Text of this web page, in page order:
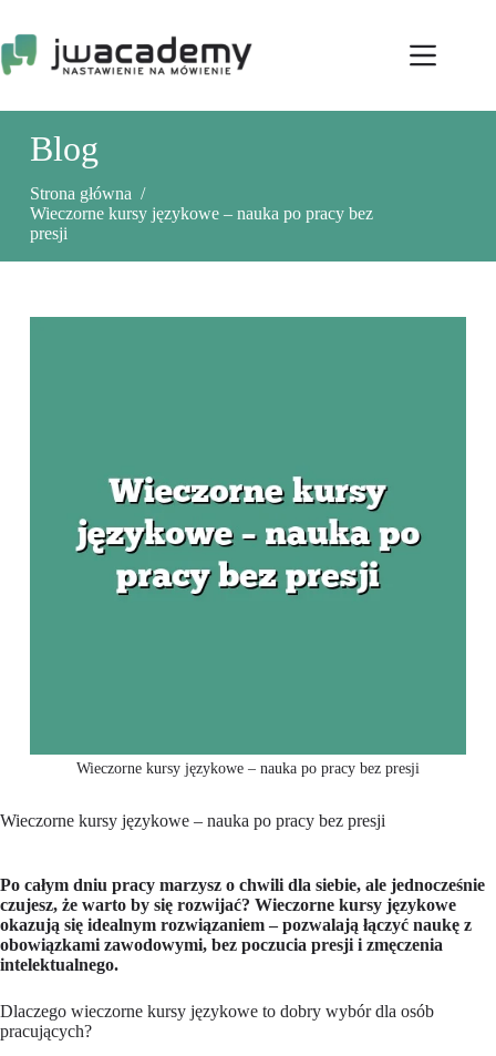
treści
Blog
Strona główna /
Wieczorne kursy językowe – nauka po pracy bez
presji
Wieczorne kursy językowe – nauka po pracy bez presji
Wieczorne kursy językowe – nauka po pracy bez presji
Po całym dniu pracy marzysz o chwili dla siebie, ale jednocześnie
czujesz, że warto by się rozwijać? Wieczorne kursy językowe
okazują się idealnym rozwiązaniem – pozwalają łączyć naukę z
obowiązkami zawodowymi, bez poczucia presji i zmęczenia
intelektualnego.
Dlaczego wieczorne kursy językowe to dobry wybór dla osób
pracujących?